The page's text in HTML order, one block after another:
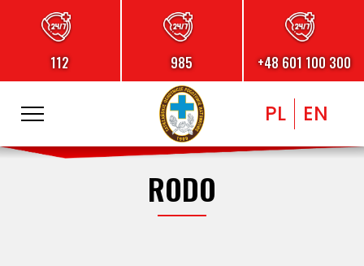
112 985 +48 601 100 300
PL EN
RODO